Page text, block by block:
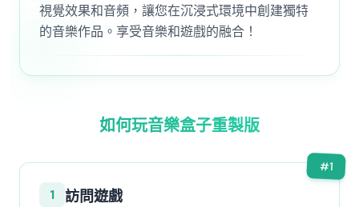
視覺效果和音頻，讓您在沉浸式環境中創建獨特
的音樂作品。享受音樂和遊戲的融合！
如何玩音樂盒子重製版
#1
1 訪問遊戲